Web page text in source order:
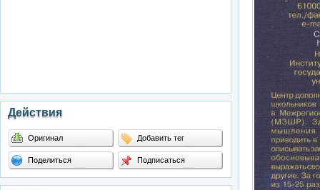
Действия
Оригинал Добавить тег
Поделиться Подписаться